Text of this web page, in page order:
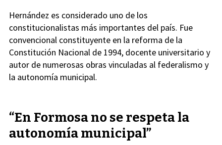
Hernández es considerado uno de los
constitucionalistas más importantes del país. Fue
convencional constituyente en la reforma de la
Constitución Nacional de 1994, docente universitario y
autor de numerosas obras vinculadas al federalismo y
la autonomía municipal.
“En Formosa no se respeta la
autonomía municipal”